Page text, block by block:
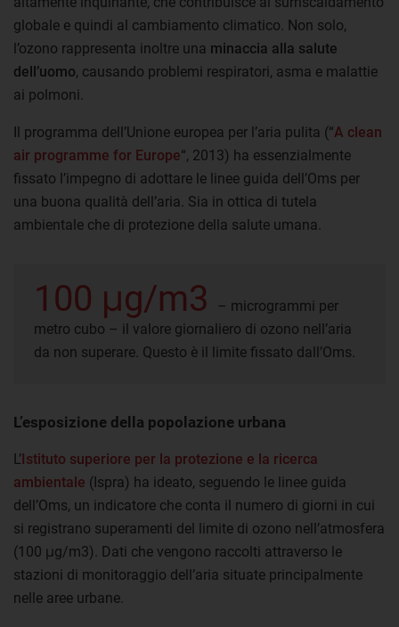
globale e quindi al cambiamento climatico. Non solo,
l’ozono rappresenta inoltre una minaccia alla salute
dell’uomo, causando problemi respiratori, asma e malattie
ai polmoni.
Il programma dell’Unione europea per l’aria pulita (“A clean
air programme for Europe“, 2013) ha essenzialmente
fissato l’impegno di adottare le linee guida dell’Oms per
una buona qualità dell’aria. Sia in ottica di tutela
ambientale che di protezione della salute umana.
100 μg/m3
– microgrammi per
metro cubo – il valore giornaliero di ozono nell’aria
da non superare. Questo è il limite fissato dall’Oms.
L’esposizione della popolazione urbana
L’Istituto superiore per la protezione e la ricerca
ambientale (Ispra) ha ideato, seguendo le linee guida
dell’Oms, un indicatore che conta il numero di giorni in cui
si registrano superamenti del limite di ozono nell’atmosfera
(100 μg/m3). Dati che vengono raccolti attraverso le
stazioni di monitoraggio dell’aria situate principalmente
nelle aree urbane.